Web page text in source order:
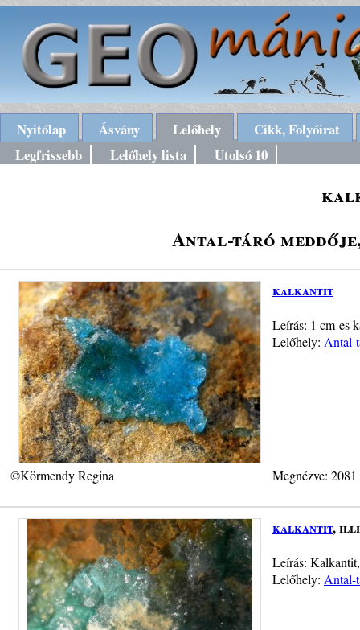
Nyitólap Ásvány Lelőhely
Cikk, Folyóirat
Legfrissebb
Lelőhely lista Utolsó 10
Antal-táró
kalkantit
Leírás: 1 cm-es
Lelőhely: Antal-
©Körmendy Regina Megnézve:
kalkantit,
Leírás:
Lelőhely: Antal-